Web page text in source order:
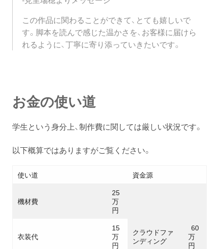
この作品に関わることができて、とても嬉しいで
す。脚本を読んで感じた温かさを、お客様に届けら
れるように、丁寧に寄り添っていきたいです。
お金の使い道
学生という身分上、制作費に関しては厳しい状況です。
以下概算ではありますがご覧ください。
使い道 資金源
機材費
25
万
円
クラウドファ
ンディング
60
万
円
衣装代
15
万
円